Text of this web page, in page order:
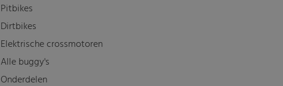
Pitbikes
Dirtbikes
Elektrische crossmotoren
Alle buggy's
Onderdelen